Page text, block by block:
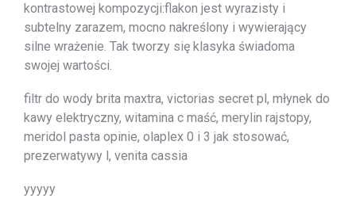
kontrastowej kompozycji:flakon jest wyrazisty i
subtelny zarazem, mocno nakreślony i wywierający
silne wrażenie. Tak tworzy się klasyka świadoma
swojej wartości.
filtr do wody brita maxtra, victorias secret pl, młynek do
kawy elektryczny, witamina c maść, merylin rajstopy,
meridol pasta opinie, olaplex 0 i 3 jak stosować,
prezerwatywy l, venita cassia
yyyyy